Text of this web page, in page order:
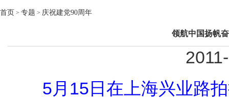
首页 > 专题 > 庆祝建党90周年
领航中国扬帆
5月15日在上海兴业路